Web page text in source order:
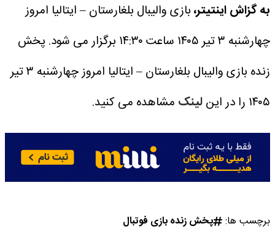
به گزاش اینتیتر،بازی والیبال بلغارستان – ایتالیا امروز
چهارشنبه ۳ تیر ۱۴۰۵ ساعت ۱۴:۳۰ برگزار می شود.
پخش
زنده بازی والیبال بلغارستان – ایتالیا امروز چهارشنبه ۳ تیر
۱۴۰۵ را در این
لینک مشاهده می کنید.
برچسب ها: پخش زنده بازی فوتبال